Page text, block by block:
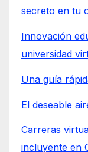
secreto en tu
Innovación
universidad
Una guía
El deseable
Carreras
incluyente en